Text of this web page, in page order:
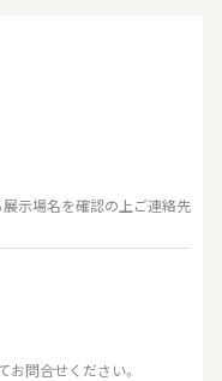
示場名を確認の上ご連絡先
問合せください。